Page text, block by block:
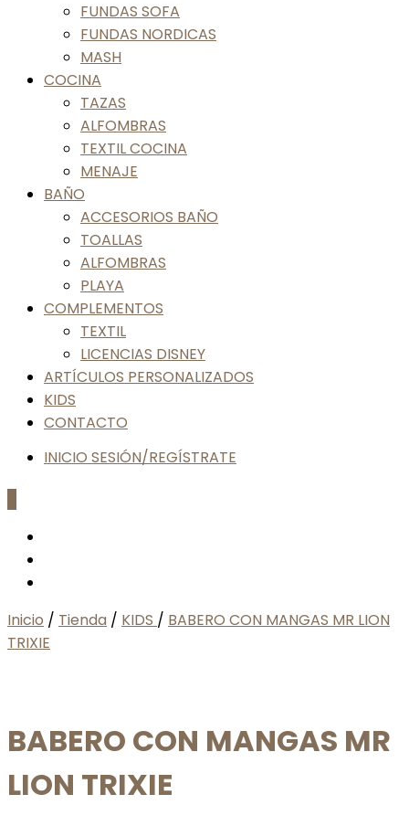
FUNDAS SOFA
FUNDAS NORDICAS
MASH
COCINA
TAZAS
ALFOMBRAS
TEXTIL COCINA
MENAJE
BAÑO
ACCESORIOS BAÑO
TOALLAS
ALFOMBRAS
PLAYA
COMPLEMENTOS
TEXTIL
LICENCIAS DISNEY
ARTÍCULOS PERSONALIZADOS
KIDS
CONTACTO
INICIO SESIÓN/REGÍSTRATE
Inicio / Tienda / KIDS / BABERO CON MANGAS MR LION
TRIXIE
BABERO CON MANGAS MR
LION TRIXIE